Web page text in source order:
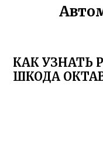
КАК УЗНАТЬ
ШКОДА